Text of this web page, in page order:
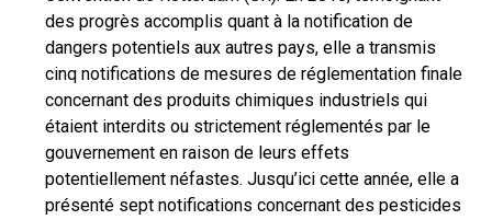
des progrès accomplis quant à la notification de
dangers potentiels aux autres pays, elle a transmis
cinq notifications de mesures de réglementation finale
concernant des produits chimiques industriels qui
étaient interdits ou strictement réglementés par le
gouvernement en raison de leurs effets
potentiellement néfastes. Jusqu’ici cette année, elle a
présenté sept notifications concernant des pesticides